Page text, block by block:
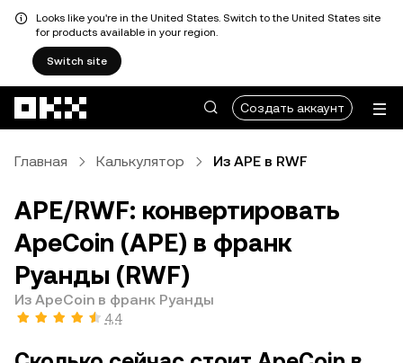
Looks like you're in the United States. Switch to the United States site
for products available in your region.
Switch site
Создать аккаунт
Главная Калькулятор Из APE в RWF
APE/RWF: конвертировать
ApeCoin (APE) в франк
Руанды (RWF)
Из ApeCoin в франк Руанды
4,4